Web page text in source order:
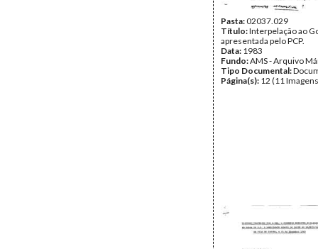
Pasta:02037.029
Título:Interpelação ao
apresentada pelo PCP.
Data: 1983
Fundo:AMS - Arquivo
Tipo Documental:
Página(s): 12 (11